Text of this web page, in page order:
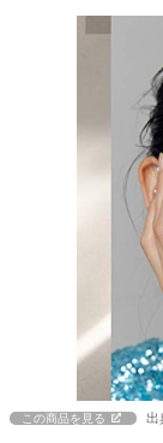
この商品を見る 出